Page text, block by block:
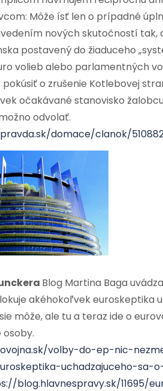
Môže ísť len o prípadné
nových skutočností
postavený do žiaduceho
volieb alebo parlamentných
pokúsiť o zrušenie Kotlebovej
očakávané stanovisko
odvolať.
domace/clanok/
Blog Martina Baga
akéhokoľvek euroskeptika
môže, ale tu a teraz ide o
osoby.
volby-do-ep-nic-
uchadzajuceho-sa-
blog.hlavnespravy.sk/11695/